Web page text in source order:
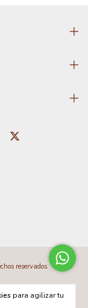
para agilizar tu
reservados.